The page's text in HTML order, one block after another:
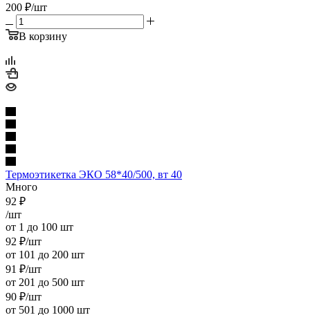
200 ₽/шт
В корзину
Термоэтикетка ЭКО 58*40/500, вт 40
Много
92 ₽
/шт
от 1 до 100 шт
92 ₽/шт
от 101 до 200 шт
91 ₽/шт
от 201 до 500 шт
90 ₽/шт
от 501 до 1000 шт